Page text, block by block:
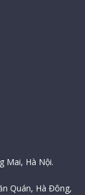
Mai, Hà Nội.
Quán, Hà Đông,